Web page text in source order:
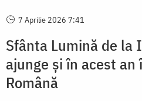
7 Aprilie 2026 7:41
Sfânta Lumină de la
ajunge și în acest
Română